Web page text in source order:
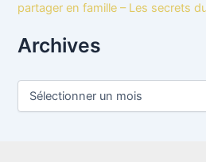
partager en famille – Les secrets
Archives
A